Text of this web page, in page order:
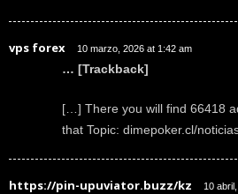
vps forex 10 marzo, 2026 at 1:42 am
… [Trackback]
[…] There you will find 66418
that Topic: dimepoker.cl/
https://pin-upuviator.buzz/kz 10